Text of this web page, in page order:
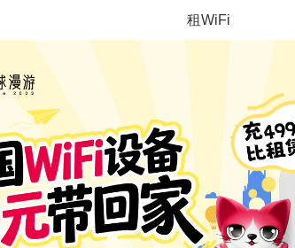
租WiFi